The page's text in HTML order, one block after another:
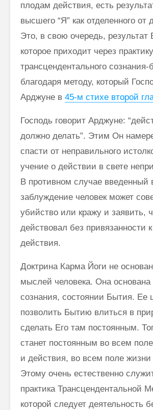
плодам действия, есть
высшего “Я” как отделенного от
Это, в свою очередь, результат
которое приходит через
трансцендентального сознания-
благодаря методу, который
Арджуне в 45-м стихе второй
Господь говорит Арджуне:
должно делать”. Этим Он
спасти от неправильного
учение о действии в свете
В противном случае введенный
заблуждение человек может
убийство или кражу и заявить,
действовал без привязанности
действия.
Доктрина Карма Йоги не
мыслей человека. Она основана
сознания, состоянии Бытия. Ее
позволить Бытию влиться в
сделать Его там постоянным.
станет постоянным во всем
и действия, во всем поле жизни
Этому очень естественно
практика Трансцендентальной
которой следует деятельность